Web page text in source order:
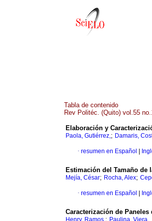
Tabla de contenido
Rev Politéc. (Quito) vol.55
Elaboración y
Paola, Gutiérrez,; Damaris,
· resumen en Español
Estimación del Tamaño de
Mejía, César; Rocha, Alex;
· resumen en Español
Caracterización de
;